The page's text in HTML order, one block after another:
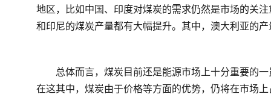
地区，比如中国、印度对煤炭的需求仍然是市场的关
和印尼的煤炭产量都有大幅提升。其中，澳大利亚的
总体而言，煤炭目前还是能源市场上十分重要的一
在这其中，煤炭由于价格等方面的优势，仍将在市场